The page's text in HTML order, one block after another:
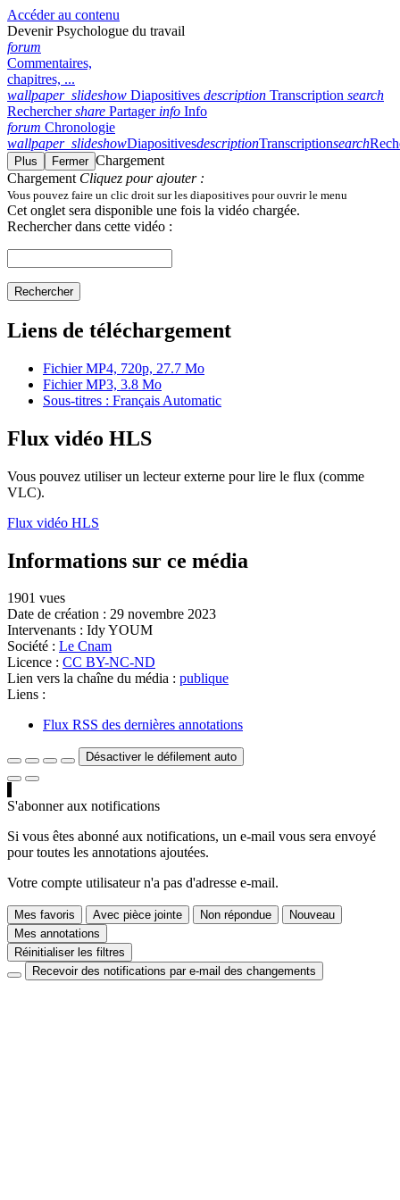
Accéder au contenu
Devenir Psychologue du travail
forum
Commentaires,
chapitres, ...
wallpaper_slideshow Diapositives description Transcription search
Rechercher share Partager info Info
forum Chronologie
wallpaper_slideshowDiapositivesdescriptionTranscriptionsearch
Plus Fermer Chargement
Chargement Cliquez pour ajouter :
Vous pouvez faire un clic droit sur les diapositives pour ouvrir le menu
Cet onglet sera disponible une fois la vidéo chargée.
Rechercher dans cette vidéo :
Rechercher
Liens de téléchargement
Fichier MP4, 720p, 27.7 Mo
Fichier MP3, 3.8 Mo
Sous-titres : Français Automatic
Flux vidéo HLS
Vous pouvez utiliser un lecteur externe pour lire le flux (comme
VLC).
Flux vidéo HLS
Informations sur ce média
1901 vues
Date de création : 29 novembre 2023
Intervenants : Idy YOUM
Société : Le Cnam
Licence : CC BY-NC-ND
Lien vers la chaîne du média : publique
Liens :
Flux RSS des dernières annotations
Désactiver le défilement auto
S'abonner aux notifications
Si vous êtes abonné aux notifications, un e-mail vous sera envoyé
pour toutes les annotations ajoutées.
Votre compte utilisateur n'a pas d'adresse e-mail.
Mes favoris Avec pièce jointe Non répondue
Nouveau
Mes annotations
Réinitialiser les filtres
Recevoir des notifications par e-mail des changements